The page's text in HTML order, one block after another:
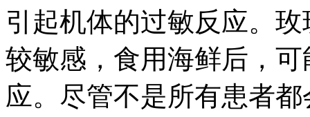
引起机体的过敏反应。
较敏感，食用海鲜后，
应。尽管不是所有患者